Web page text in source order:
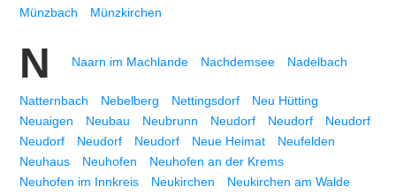
Münzbach Münzkirchen
N Naarn im Machlande Nachdemsee Nadelbach
Natternbach Nebelberg Nettingsdorf
Neu Hütting
Neuaigen
Neubau Neubrunn Neudorf Neudorf
Neudorf
Neudorf
Neudorf Neudorf Neue Heimat
Neufelden
Neuhaus
Neuhofen
Neuhofen an der Krems
Neuhofen im Innkreis
Neukirchen
Neukirchen am Walde